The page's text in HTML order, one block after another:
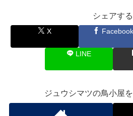
シェアする
X Facebook
LINE
ジュウシマツの鳥小屋